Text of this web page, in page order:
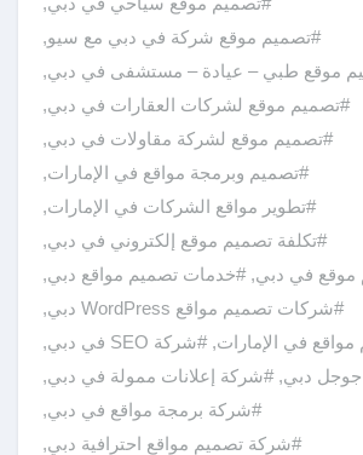
#تصميم موقع شركة في دبي مع سيو,
موقع طبي – عيادة – مستشفى في دبي,
#تصميم موقع لشركات العقارات في دبي,
#تصميم موقع لشركة مقاولات في دبي,
#تصميم وبرمجة مواقع في الإمارات,
#تطوير مواقع الشركات في الإمارات,
#تكلفة تصميم موقع إلكتروني في دبي,
موقع في دبي,#خدمات تصميم مواقع دبي,
#شركات تصميم مواقع WordPress دبي
,
في الإمارات,#شركة SEO في دبي
,
جوجل دبي,#شركة إعلانات ممولة في دبي,
#شركة برمجة مواقع في دبي,
#شركة تصميم مواقع احترافية دبي,